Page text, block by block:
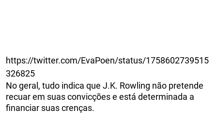
https://twitter.com/EvaPoen/status/1758602739515
326825
No geral, tudo indica que J.K. Rowling não pretende
recuar em suas convicções e está determinada a
financiar suas crenças.